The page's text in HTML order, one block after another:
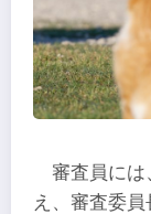
審査員には
え、審査委